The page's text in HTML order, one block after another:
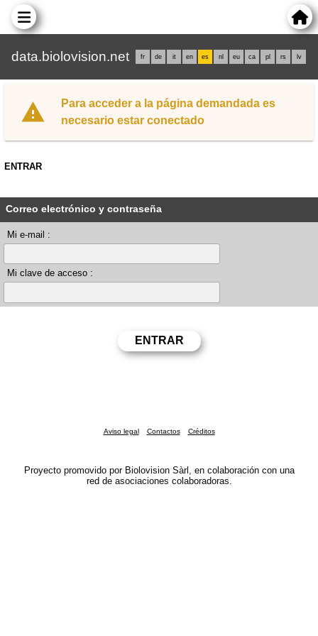
data.biolovision.net fr de it en es nl eu ca pl rs lv
Para acceder a la página demandada es
necesario estar conectado
ENTRAR
Correo electrónico y contraseña
Mi e-mail :
Mi clave de acceso :
Aviso legal Contactos Créditos
Proyecto promovido por Biolovision Sàrl, en colaboración con una
red de asociaciones colaboradoras.